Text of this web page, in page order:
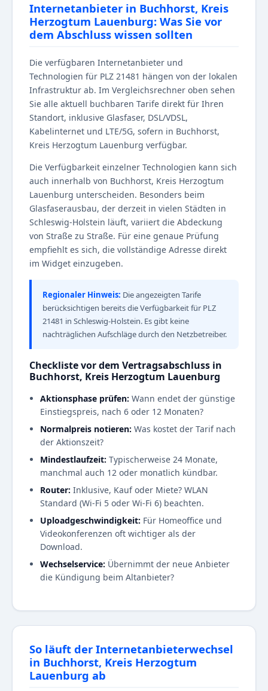
Internetanbieter in Buchhorst, Kreis
Herzogtum Lauenburg: Was Sie vor
dem Abschluss wissen sollten
Die verfügbaren Internetanbieter und
Technologien für PLZ 21481 hängen von der lokalen
Infrastruktur ab. Im Vergleichsrechner oben sehen
Sie alle aktuell buchbaren Tarife direkt für Ihren
Standort, inklusive Glasfaser, DSL/VDSL,
Kabelinternet und LTE/5G, sofern in Buchhorst,
Kreis Herzogtum Lauenburg verfügbar.
Die Verfügbarkeit einzelner Technologien kann sich
auch innerhalb von Buchhorst, Kreis Herzogtum
Lauenburg unterscheiden. Besonders beim
Glasfaserausbau, der derzeit in vielen Städten in
Schleswig-Holstein läuft, variiert die Abdeckung
von Straße zu Straße. Für eine genaue Prüfung
empfiehlt es sich, die vollständige Adresse direkt
im Widget einzugeben.
Regionaler Hinweis: Die angezeigten Tarife
berücksichtigen bereits die Verfügbarkeit für PLZ
21481 in Schleswig-Holstein. Es gibt keine
nachträglichen Aufschläge durch den Netzbetreiber.
Checkliste vor dem Vertragsabschluss in
Buchhorst, Kreis Herzogtum Lauenburg
Aktionsphase prüfen: Wann endet der günstige
Einstiegspreis, nach 6 oder 12 Monaten?
Normalpreis notieren: Was kostet der Tarif nach
der Aktionszeit?
Mindestlaufzeit: Typischerweise 24 Monate,
manchmal auch 12 oder monatlich kündbar.
Router: Inklusive, Kauf oder Miete? WLAN
Standard (Wi-Fi 5 oder Wi-Fi 6) beachten.
Uploadgeschwindigkeit: Für Homeoffice und
Videokonferenzen oft wichtiger als der
Download.
Wechselservice: Übernimmt der neue Anbieter
die Kündigung beim Altanbieter?
So läuft der Internetanbieterwechsel
in Buchhorst, Kreis Herzogtum
Lauenburg ab